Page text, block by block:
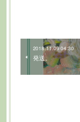
2018.11.09 04:30
発送。